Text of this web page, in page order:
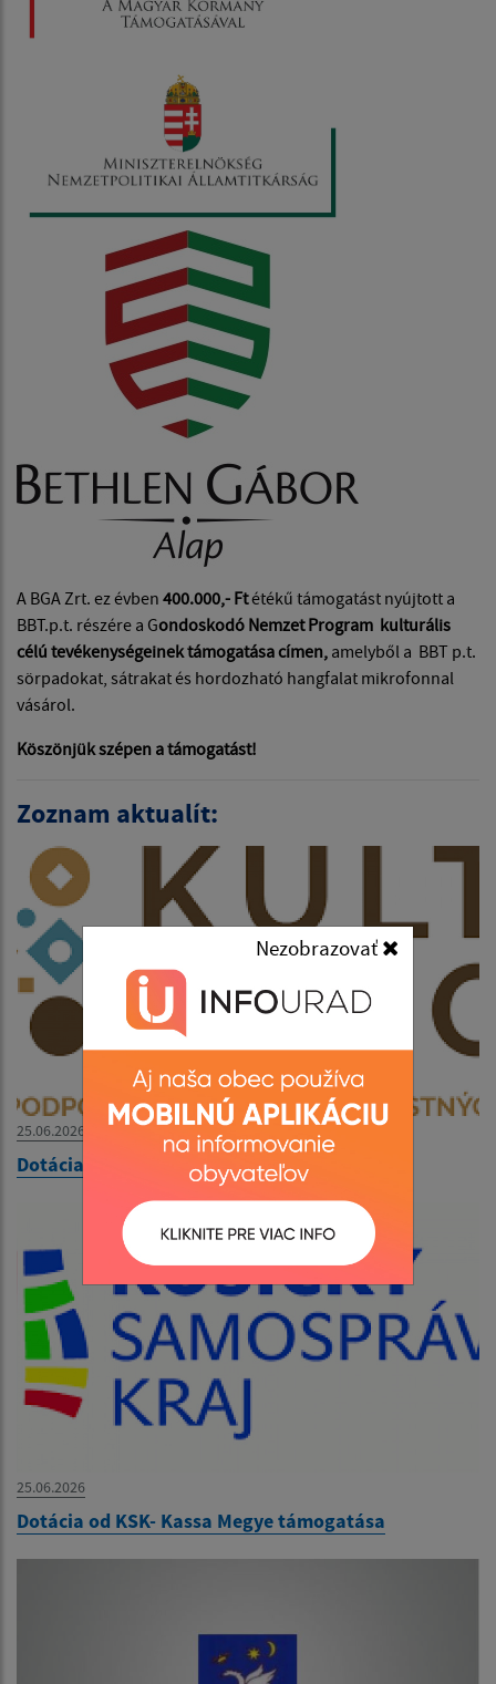
Nezobrazovať
A BGA Zrt. ez évben 400.000,- Ftétékű támogatást nyújtott a
BBT.p.t. részére a Gondoskodó Nemzet Program kulturális
célú tevékenységeinek támogatása címen, amelyből a BBT p.t.
sörpadokat, sátrakat és hordozható hangfalat mikrofonnal
vásárol.
Köszönjük szépen a támogatást!
Zoznam aktualít:
25.06.2026
Dotácia od KULTMINOR- Dotáció
25.06.2026
Dotácia od KSK- Kassa Megye támogatása